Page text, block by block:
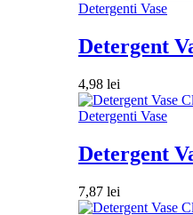
Detergenti Vase
Detergent
4,98 lei
Detergenti Vase
Detergent
7,87 lei